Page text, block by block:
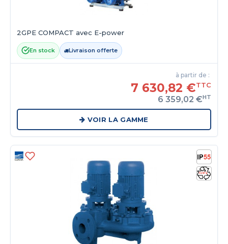
2GPE COMPACT avec E-power
En stock Livraison offerte
à partir de :
7 630,82 €TTC
6 359,02 €HT
VOIR LA GAMME